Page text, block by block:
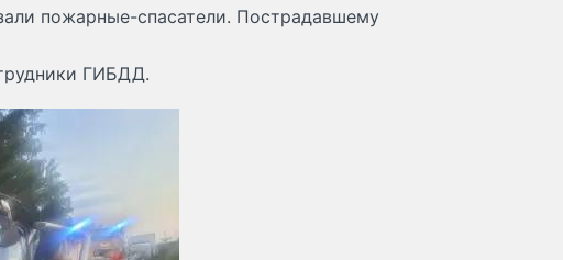
пожарные-спасатели. Пострадавшему
ГИБДД.